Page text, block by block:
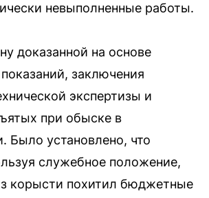
невыполненные работы.
доказанной на основе
заключения
экспертизы и
при обыске в
Было установлено, что
служебное положение,
корысти похитил бюджетные